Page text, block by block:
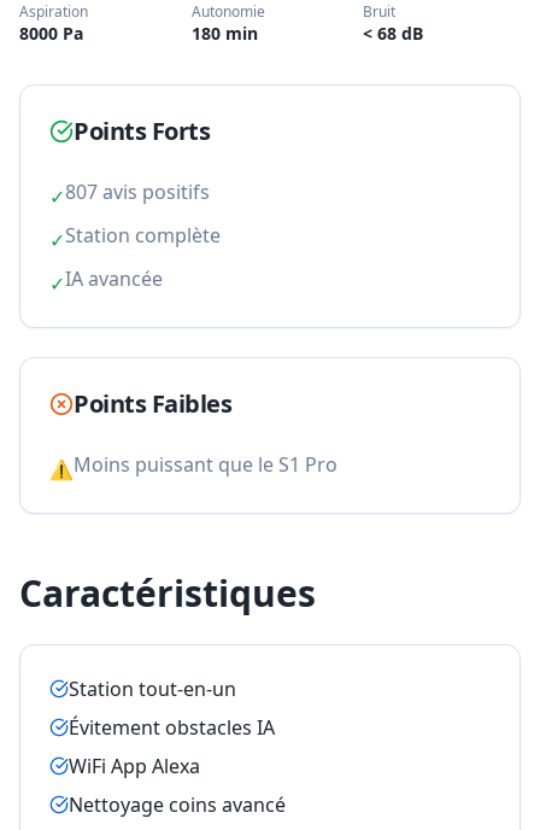
Aspiration
8000 Pa
Autonomie
180 min
Bruit
< 68 dB
Points Forts
✓807 avis positifs
✓Station complète
✓IA avancée
Points Faibles
⚠Moins puissant que le S1 Pro
Caractéristiques
Station tout-en-un
Évitement obstacles IA
WiFi App Alexa
Nettoyage coins avancé